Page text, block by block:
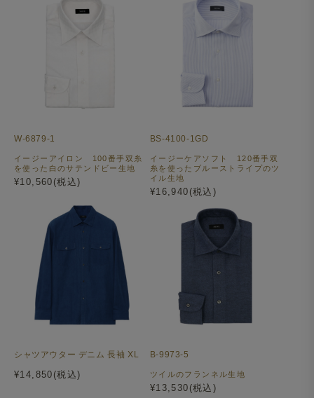
W-6879-1
イージーアイロン 100番手双糸
を使った白のサテンドビー生地
¥10,560(税込)
BS-4100-1GD
イージーケアソフト 120番手双
糸を使ったブルーストライプのツ
イル生地
¥16,940(税込)
シャツアウター デニム 長袖 XL
¥14,850(税込)
B-9973-5
ツイルのフランネル生地
¥13,530(税込)